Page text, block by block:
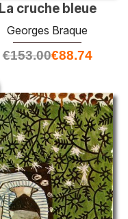
La cruche bleue
Georges Braque
€153.00€88.74